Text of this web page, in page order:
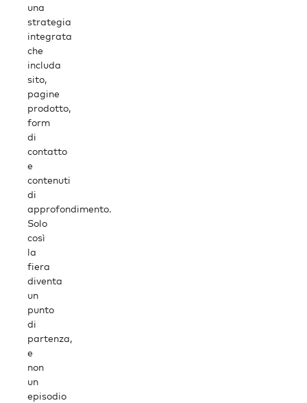
una
strategia
integrata
che
includa
sito,
pagine
prodotto,
form
di
contatto
e
contenuti
di
approfondimento.
Solo
così
la
fiera
diventa
un
punto
di
partenza,
e
non
un
episodio